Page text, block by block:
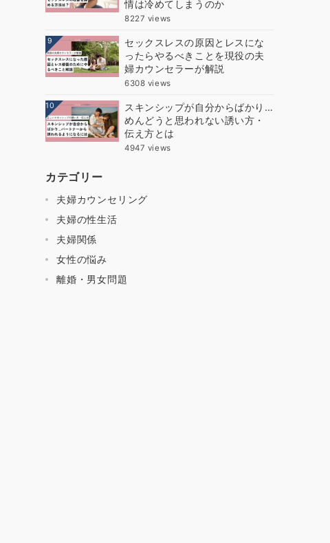
情は冷めてしまうのか
8227 views
9
セックスレスの原因とレスにな
ったらやるべきことを現役の夫
婦カウンセラーが解説
6308 views
10
スキンシップが自分からばかり…
めんどうと思われない誘い方・
伝え方とは
4947 views
カテゴリー
夫婦カウンセリング
夫婦の性生活
夫婦関係
女性の悩み
離婚・男女問題